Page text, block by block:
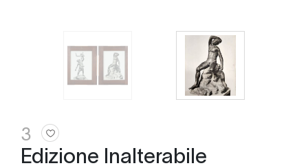
3
Edizione Inalterabile